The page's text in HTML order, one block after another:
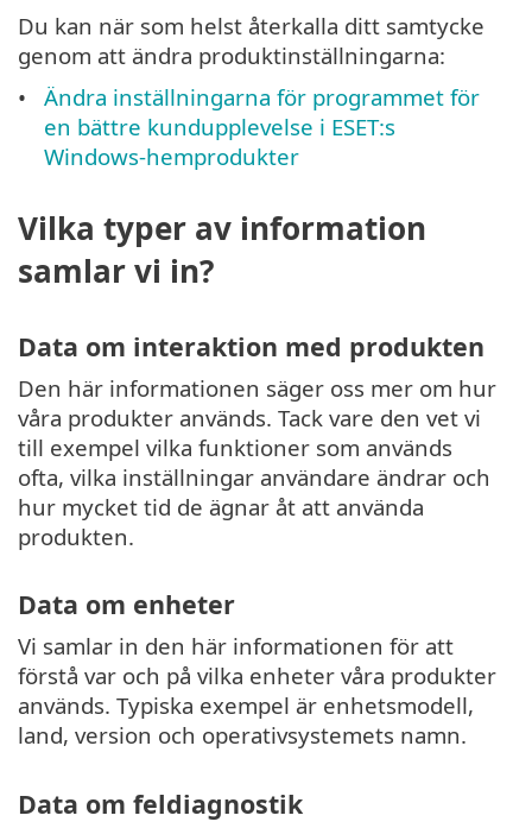
Du kan när som helst återkalla ditt samtycke
genom att ändra produktinställningarna:
Ändra inställningarna för programmet för
en bättre kundupplevelse i ESET:s
Windows-hemprodukter
Vilka typer av information
samlar vi in?
Data om interaktion med produkten
Den här informationen säger oss mer om hur
våra produkter används. Tack vare den vet vi
till exempel vilka funktioner som används
ofta, vilka inställningar användare ändrar och
hur mycket tid de ägnar åt att använda
produkten.
Data om enheter
Vi samlar in den här informationen för att
förstå var och på vilka enheter våra produkter
används. Typiska exempel är enhetsmodell,
land, version och operativsystemets namn.
Data om feldiagnostik